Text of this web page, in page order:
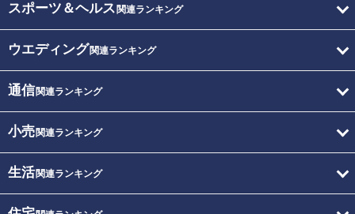
スポーツ＆ヘルス 関連ランキング
ウエディング関連ランキング
通信関連ランキング
小売関連ランキング
生活関連ランキング